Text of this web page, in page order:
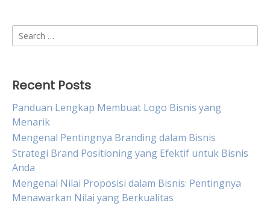
Search
for:
Recent Posts
Panduan Lengkap Membuat Logo Bisnis yang
Menarik
Mengenal Pentingnya Branding dalam Bisnis
Strategi Brand Positioning yang Efektif untuk Bisnis
Anda
Mengenal Nilai Proposisi dalam Bisnis: Pentingnya
Menawarkan Nilai yang Berkualitas